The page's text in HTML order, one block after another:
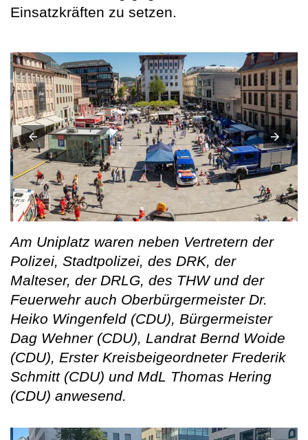
Einsatzkräften zu setzen.
Am Uniplatz waren neben Vertretern der
Polizei, Stadtpolizei, des DRK, der
Malteser, der DRLG, des THW und der
Feuerwehr auch Oberbürgermeister Dr.
Heiko Wingenfeld (CDU), Bürgermeister
Dag Wehner (CDU), Landrat Bernd Woide
(CDU), Erster Kreisbeigeordneter Frederik
Schmitt (CDU) und MdL Thomas Hering
(CDU) anwesend.